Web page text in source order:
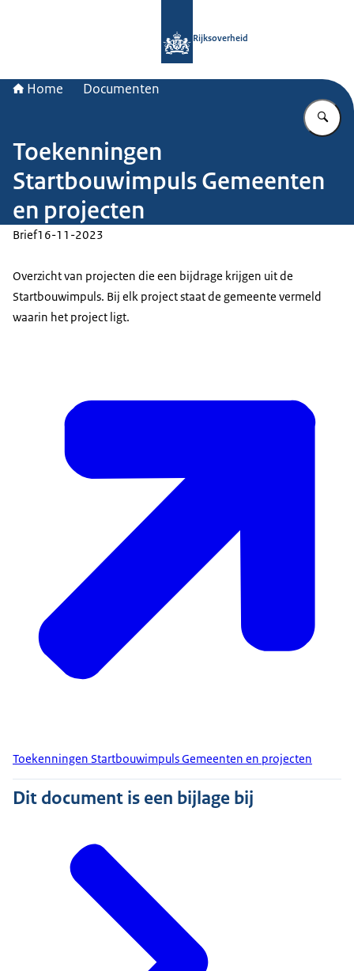
Rijksoverheid
Home Documenten
Toekenningen
Startbouwimpuls Gemeenten
en projecten
Brief16-11-2023
Overzicht van projecten die een bijdrage krijgen uit de
Startbouwimpuls. Bij elk project staat de gemeente vermeld
waarin het project ligt.
Toekenningen Startbouwimpuls Gemeenten en projecten
Dit document is een bijlage bij